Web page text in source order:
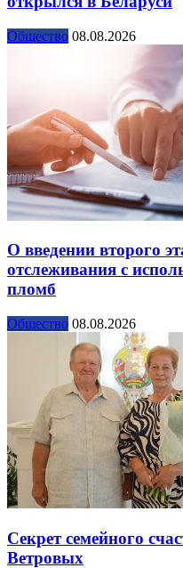
Общество 08.08.2026
О введении второго
отслеживания с
пломб
Общество 08.08.2026
Секрет семейного
Ветровых